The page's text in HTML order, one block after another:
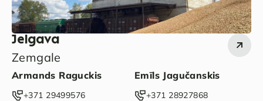
Jelgava
Zemgale
Armands Raguckis
‭+371 29499576‬
Emīls Jagučanskis
‭+371 28927868‬